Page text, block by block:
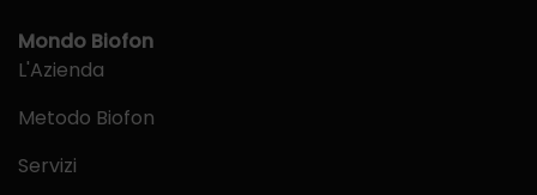
Mondo Biofon
L'Azienda
Metodo Biofon
Servizi